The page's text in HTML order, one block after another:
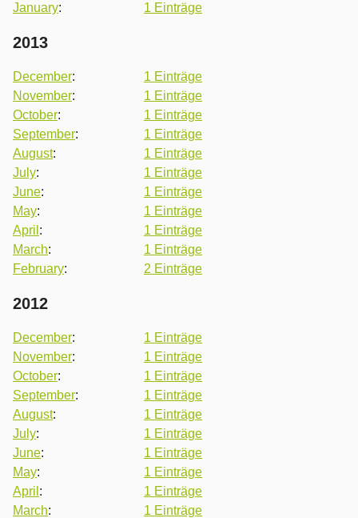
January: 1 Einträge
2013
December:
1 Einträge
November:
1 Einträge
October:
1 Einträge
September:
1 Einträge
August:
1 Einträge
July:
1 Einträge
June:
1 Einträge
May:
1 Einträge
April :
1 Einträge
March:
1 Einträge
February: 2 Einträge
2012
December:
1 Einträge
November:
1 Einträge
October:
1 Einträge
September:
1 Einträge
August:
1 Einträge
July:
1 Einträge
June:
1 Einträge
May:
1 Einträge
April :
1 Einträge
March:
1 Einträge